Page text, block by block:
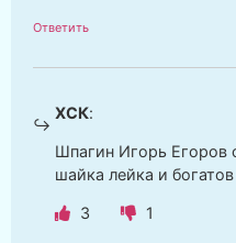
Ответить
ХСК:
Шпагин Игорь Егоров
шайка лейка и
3 1